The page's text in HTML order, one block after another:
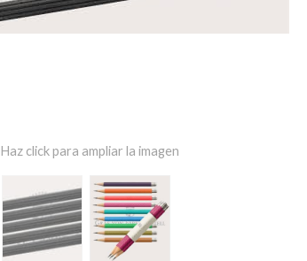
Haz click para ampliar la imagen